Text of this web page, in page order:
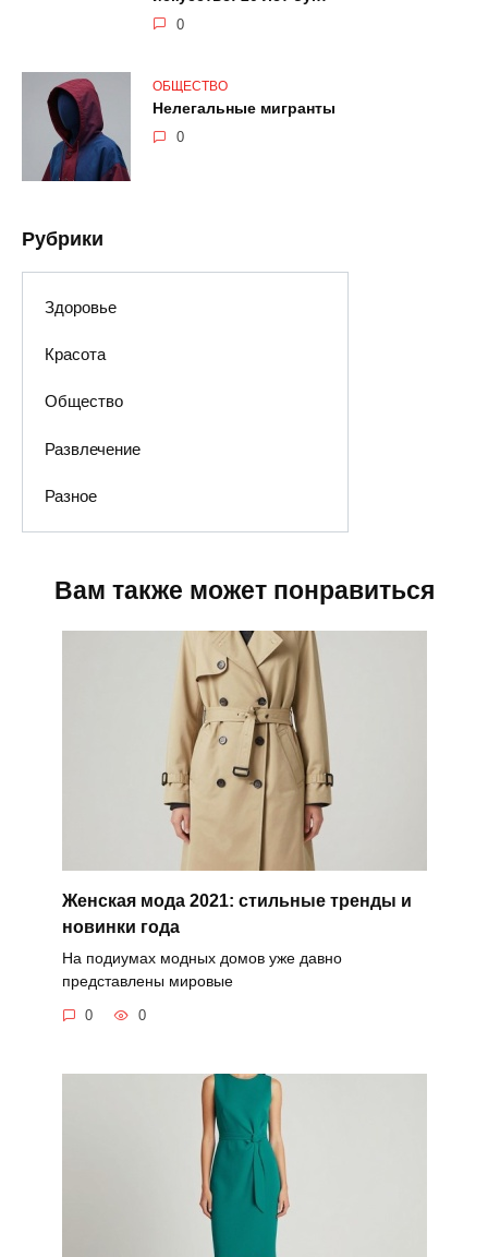
0
ОБЩЕСТВО
Нелегальные мигранты
0
Рубрики
Здоровье
Красота
Общество
Развлечение
Разное
Вам также может понравиться
Женская мода 2021: стильные тренды и
новинки года
На подиумах модных домов уже давно
представлены мировые
0 0